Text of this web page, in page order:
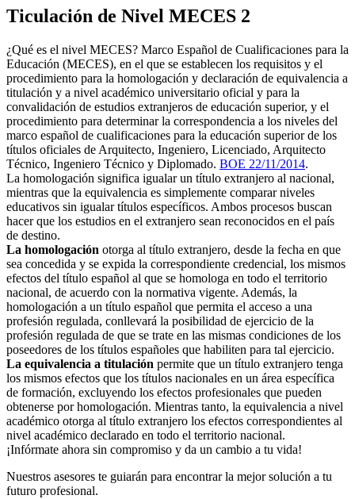
Ticulación de Nivel MECES 2
¿Qué es el nivel MECES? Marco Español de Cualificaciones para la
Educación (MECES), en el que se establecen los requisitos y el
procedimiento para la homologación y declaración de equivalencia a
titulación y a nivel académico universitario oficial y para la
convalidación de estudios extranjeros de educación superior, y el
procedimiento para determinar la correspondencia a los niveles del
marco español de cualificaciones para la educación superior de los
títulos oficiales de Arquitecto, Ingeniero, Licenciado, Arquitecto
Técnico, Ingeniero Técnico y Diplomado. BOE 22/11/2014.
La homologación significa igualar un título extranjero al nacional,
mientras que la equivalencia es simplemente comparar niveles
educativos sin igualar títulos específicos. Ambos procesos buscan
hacer que los estudios en el extranjero sean reconocidos en el país
de destino.
La homologación otorga al título extranjero, desde la fecha en que
sea concedida y se expida la correspondiente credencial, los mismos
efectos del título español al que se homologa en todo el territorio
nacional, de acuerdo con la normativa vigente. Además, la
homologación a un título español que permita el acceso a una
profesión regulada, conllevará la posibilidad de ejercicio de la
profesión regulada de que se trate en las mismas condiciones de los
poseedores de los títulos españoles que habiliten para tal ejercicio.
La equivalencia a titulación permite que un título extranjero tenga
los mismos efectos que los títulos nacionales en un área específica
de formación, excluyendo los efectos profesionales que pueden
obtenerse por homologación. Mientras tanto, la equivalencia a nivel
académico otorga al título extranjero los efectos correspondientes al
nivel académico declarado en todo el territorio nacional.
¡Infórmate ahora sin compromiso y da un cambio a tu vida!
Nuestros asesores te guiarán para encontrar la mejor solución a tu
futuro profesional.